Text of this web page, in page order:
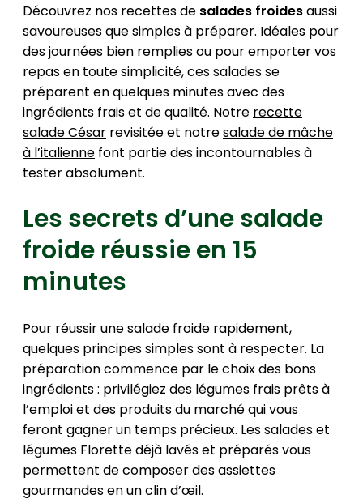
Découvrez nos recettes de salades froidesaussi
savoureuses que simples à préparer. Idéales pour
des journées bien remplies ou pour emporter vos
repas en toute simplicité, ces salades se
préparent en quelques minutes avec des
ingrédients frais et de qualité. Notre recette
salade César revisitée et notresalade de mâche
à l’italienne font partie des incontournables à
tester absolument.
Les secrets d’une salade
froide réussie en 15
minutes
Pour réussir une salade froide rapidement,
quelques principes simples sont à respecter. La
préparation commence par le choix des bons
ingrédients : privilégiez des légumes frais prêts à
l’emploi et des produits du marché qui vous
feront gagner un temps précieux. Les salades et
légumes Florette déjà lavés et préparés vous
permettent de composer des assiettes
gourmandes en un clin d’œil.